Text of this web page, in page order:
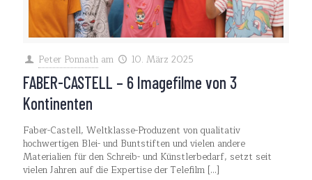
Peter Ponnath am 10. März 2025
FABER-CASTELL – 6 Imagefilme von 3
Kontinenten
Faber-Castell, Weltklasse-Produzent von qualitativ
hochwertigen Blei- und Buntstiften und vielen andere
Materialien für den Schreib- und Künstlerbedarf, setzt seit
vielen Jahren auf die Expertise der Telefilm […]